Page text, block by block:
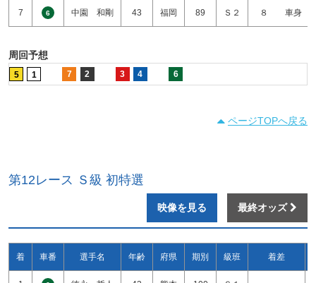
7 6 中園 和剛 43 福岡 89 Ｓ２ ８ 車身
周回予想
5 1 7 2 3 4 6
ページTOPへ戻る
第12レース Ｓ級 初特選
映像を見る 最終オッズ
着 車番 選手名 年齢 府県 期別 級班 着差